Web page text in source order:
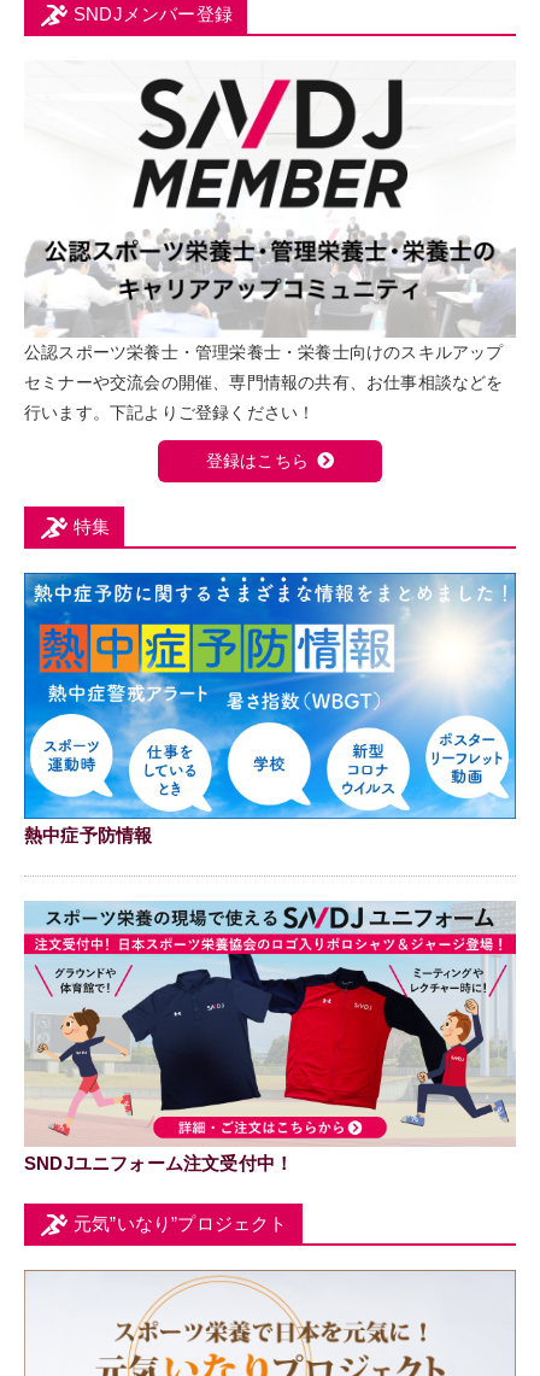
SNDJメンバー登録
公認スポーツ栄養士・管理栄養士・栄養士向けのスキルアップ
セミナーや交流会の開催、専門情報の共有、お仕事相談などを
行います。下記よりご登録ください！
登録はこちら
特集
熱中症予防情報
SNDJユニフォーム注文受付中！
元気”いなり”プロジェクト